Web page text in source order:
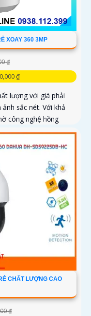
XOAY 360 3MP
₫
₫
lượng với giá phải
sắc nét. Với khả
công nghệ hồng
CHẤT LƯỢNG CAO
₫